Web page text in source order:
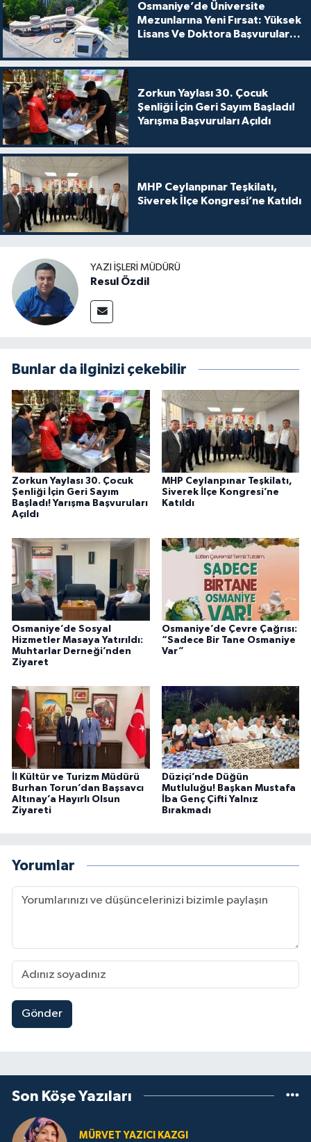
Osmaniye’de Üniversite
Mezunlarına Yeni Fırsat: Yüksek
Lisans Ve Doktora Başvuruları
Zorkun Yaylası 30. Çocuk
Şenliği İçin Geri Sayım Başladı!
Yarışma Başvuruları Açıldı
MHP Ceylanpınar Teşkilatı,
Siverek İlçe Kongresi’ne Katıldı
YAZI İŞLERI MÜDÜRÜ
Resul Özdil
Bunlar da ilginizi çekebilir
Zorkun Yaylası 30. Çocuk
Şenliği İçin Geri Sayım
Başladı! Yarışma Başvuruları
Açıldı
MHP Ceylanpınar Teşkilatı,
Siverek İlçe Kongresi’ne
Katıldı
Osmaniye’de Sosyal
Hizmetler Masaya Yatırıldı:
Muhtarlar Derneği’nden
Ziyaret
Osmaniye’de Çevre Çağrısı:
“Sadece Bir Tane Osmaniye
Var”
İl Kültür ve Turizm Müdürü
Burhan Torun’dan Başsavcı
Altınay’a Hayırlı Olsun
Ziyareti
Düziçi’nde Düğün
Mutluluğu! Başkan Mustafa
İba Genç Çifti Yalnız
Bırakmadı
Yorumlar
Gönder
Son Köşe Yazıları
MÜRVET YAZICI KAZGI